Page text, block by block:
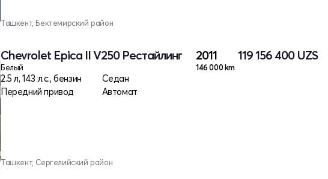
Ташкент, Бектемирский район
Chevrolet Epica II V250 Рестайлинг
Белый
2.5 л, 143 л.с., бензин
Седан
Передний привод
Автомат
2011
146 000 km
119 156 400 UZS
Ташкент, Сергелийский район